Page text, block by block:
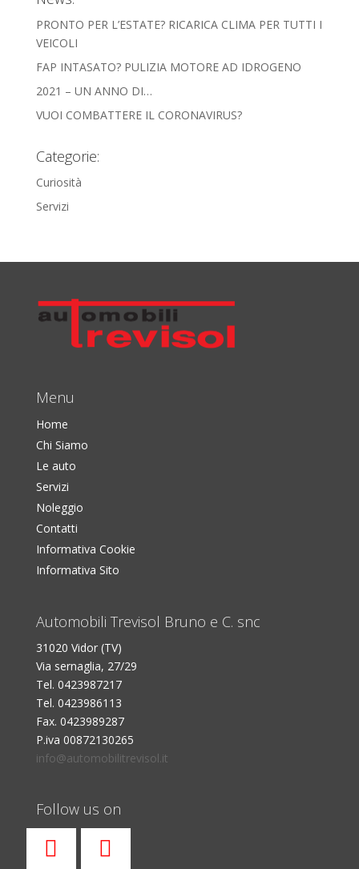
PRONTO PER L’ESTATE? RICARICA CLIMA PER TUTTI I
VEICOLI
FAP INTASATO? PULIZIA MOTORE AD IDROGENO
2021 – UN ANNO DI…
VUOI COMBATTERE IL CORONAVIRUS?
Categorie:
Curiosità
Servizi
Menu
Home
Chi Siamo
Le auto
Servizi
Noleggio
Contatti
Informativa Cookie
Informativa Sito
Automobili Trevisol Bruno e C. snc
31020 Vidor (TV)
Via sernaglia, 27/29
Tel. 0423987217
Tel. 0423986113
Fax. 0423989287
P.iva 00872130265
info@automobilitrevisol.it
Follow us on